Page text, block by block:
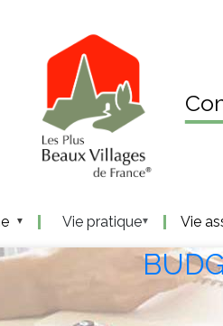
Vie pratique Vie